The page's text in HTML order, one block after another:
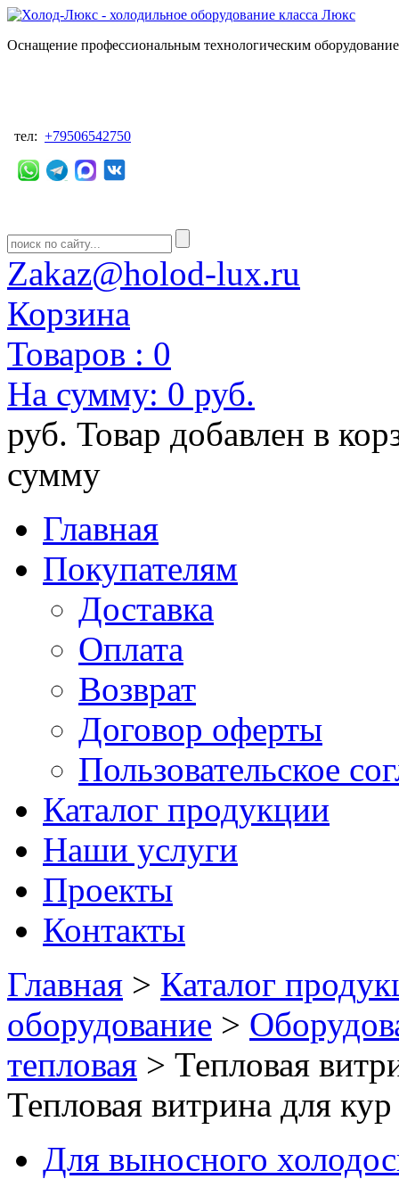
Оснащение профессиональным технологическим
тел: +79506542750
Zakaz@holod-lux.ru
Корзина
Товаров : 0
На сумму: 0 руб.
руб. Товар добавлен в
сумму
Главная
Покупателям
Доставка
Оплата
Возврат
Договор оферты
Пользовательское
Каталог продукции
Наши услуги
Проекты
Контакты
Главная > Каталог
оборудование >
тепловая > Тепловая
Тепловая витрина для
Для выносного